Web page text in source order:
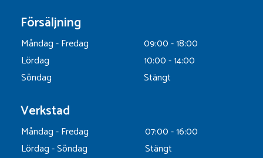
Försäljning
Måndag - Fredag
09:00 - 18:00
Lördag
10:00 - 14:00
Söndag
Stängt
Verkstad
Måndag - Fredag
07:00 - 16:00
Lördag - Söndag
Stängt